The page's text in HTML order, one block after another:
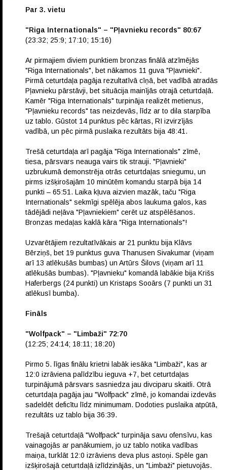
Par 3. vietu
"Riga Internationals" – "Pļavnieku records" 80:67
(23:32; 25:9; 17:10; 15:16)
Ar pirmajiem diviem punktiem bronzas finālā atzīmējās
"Riga Internationals", bet nākamos 11 guva "Pļavnieki".
Pirmā ceturtdaļa pagāja rezultatīvā cīņā, bet vadībā atradās
Pļavnieku pārstāvji, bet situācija mainījās otrajā ceturtdaļā.
Kamēr "Riga Internationals" turpināja realizēt metienus,
"Pļavnieku records" tas neizdevās, līdz ar to dila starpība
uz tablo. Gūstot 14 punktus pēc kārtas, RI izvirzījās
vadībā, un pēc pirmā puslaika rezultāts bija 48:41.
Trešā ceturtdaļa arī pagāja "Riga Internationals" zīmē,
tiesa, pārsvars neauga vairs tik strauji. "Pļavnieki"
uzbrukumā demonstrēja otrās ceturtdaļas sniegumu, un
pirms izšķirošajām 10 minūtēm komandu starpā bija 14
punkti – 65:51. Laika kļuva aizvien mazāk, taču "Riga
Internationals" sekmīgi spēlēja abos laukuma galos, kas
tādējādi neļāva "Pļavniekiem" cerēt uz atspēlēšanos.
Bronzas medaļas kaklā kāra "Riga Internationals"!
Uzvarētājiem rezultatīvākais ar 21 punktu bija Klāvs
Bērziņš, bet 19 punktus guva Thanusen Sivakumar (viņam
arī 13 atlēkušās bumbas) un Artūrs Šilovs (viņam arī 11
atlēkušās bumbas). "Pļavnieku" komandā labākie bija Krišs
Haferbergs (24 punkti) un Kristaps Sooārs (7 punkti un 31
atlēkusī bumba).
Fināls
"Wolfpack" – "Limbaži" 72:70
(12:25; 24:14; 18:11; 18:20)
Pirmo 5. līgas finālu krietni labāk iesāka "Limbaži", kas ar
12:0 izrāviena palīdzību ieguva +7, bet ceturtdaļas
turpinājumā pārsvars sasniedza jau divciparu skaitli. Otrā
ceturtdaļa pagāja jau "Wolfpack" zīmē, jo komandai izdevās
sadeldēt deficītu līdz minimumam. Dodoties puslaika atpūtā,
rezultāts uz tablo bija 36:39.
Trešajā ceturtdaļā "Wolfpack" turpināja savu ofensīvu, kas
vainagojās ar panākumiem, jo uz tablo notika vadības
maiņa, turklāt 12:0 izrāviens deva plus astoņi. Spēle gan
izšķirošajā ceturtdaļā izlīdzinājās, un "Limbaži" pietuvojās.